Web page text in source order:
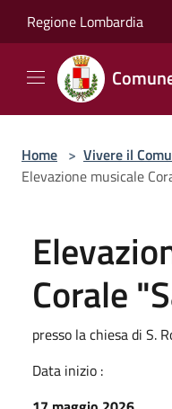
Regione Lombardia
Home > Vivere il
Elevazione musicale
Corale
presso la chiesa di S.
Data inizio :